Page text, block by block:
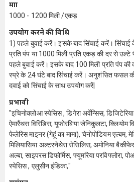
मात्रा
1000 - 1200 मिली /एकड़
उपयोग करने की विधि
1) पहले बुवाई करें। इसके बाद सिंचाई करें।
प्रति पंप या 1000 मिली प्रति एकड़ की दर से
पहले बुवाई करें। इसके बाद 100 मिली प्रति पंप
स्प्रे के 24 घंटे बाद सिंचाई करें। अनुशंसित फसल
दवाई को सिंचाई के साथ उपयोग करें|
प्रभावी
"इचिनोक्लोआ स्पेसिस , डिगेरा अर्वेन्सिस,
ऐमारैंथस विरिडिस, यूफोरबिया जेनिकुलटा, क्लियोम
फेलेरिस माइनर (गेहूं का मामा), चेनोपोडियम एल्बम,
मिलियासिया अल्टरनेथेरा सेसिलिस, अमोनिया
अल्बा, साइपरस डिफोर्मिस, फ्यूमरिया परविफ्लोरा,
स्पेसिस , एलुसीन इंडिका,"